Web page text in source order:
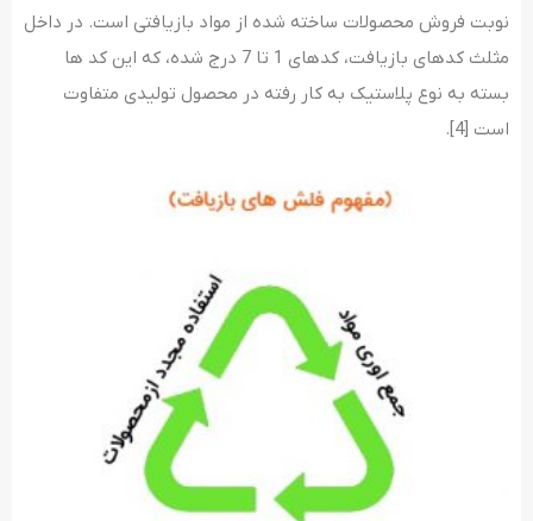
نوبت فروش محصولات ساخته شده از مواد بازیافتی است. در داخل
مثلث کدهای بازیافت، کدهای 1 تا 7 درج شده، که این کد ها
بسته به نوع پلاستیک به کار رفته در محصول تولیدی متفاوت
است [4].